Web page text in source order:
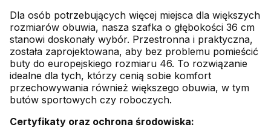
Dla osób potrzebujących więcej miejsca dla większych
rozmiarów obuwia, nasza szafka o głębokości 36 cm
stanowi doskonały wybór. Przestronna i praktyczna,
została zaprojektowana, aby bez problemu pomieścić
buty do europejskiego rozmiaru 46. To rozwiązanie
idealne dla tych, którzy cenią sobie komfort
przechowywania również większego obuwia, w tym
butów sportowych czy roboczych.
Certyfikaty oraz ochrona środowiska: